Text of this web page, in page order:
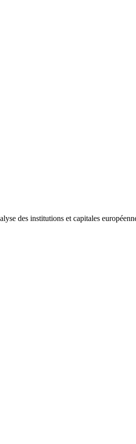
des institutions et capitales